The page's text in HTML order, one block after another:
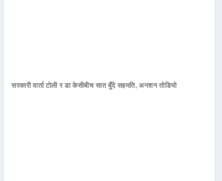
सरकारी वार्ता टोली र डा केसीबीच सात बुँदे सहमति, अनशन तोडियो